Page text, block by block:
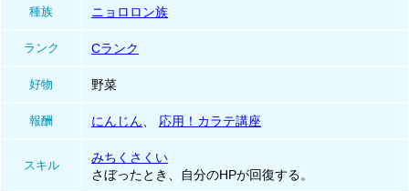
種族 ニョロロン族
ランク Cランク
好物 野菜
報酬 にんじん 応用！カラテ講座
スキル
みちくさくい
さぼったとき、自分のHPが回復する。